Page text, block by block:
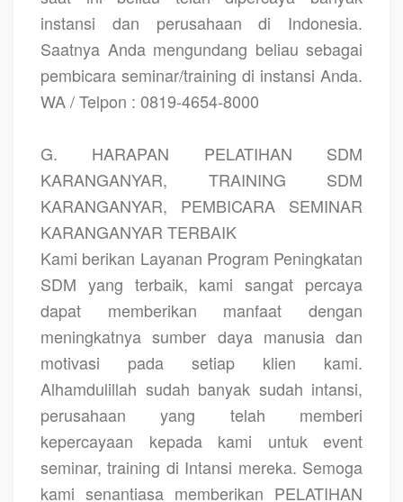
instansi dan perusahaan di Indonesia.
Saatnya Anda mengundang beliau sebagai
pembicara seminar/training di instansi Anda.
WA / Telpon : 0819-4654-8000
G. HARAPAN PELATIHAN SDM
KARANGANYAR, TRAINING SDM
KARANGANYAR, PEMBICARA SEMINAR
KARANGANYAR TERBAIK
Kami berikan Layanan Program Peningkatan
SDM yang terbaik, kami sangat percaya
dapat memberikan manfaat dengan
meningkatnya sumber daya manusia dan
motivasi pada setiap klien kami.
Alhamdulillah sudah banyak sudah intansi,
perusahaan yang telah memberi
kepercayaan kepada kami untuk event
seminar, training di Intansi mereka. Semoga
kami senantiasa memberikan PELATIHAN